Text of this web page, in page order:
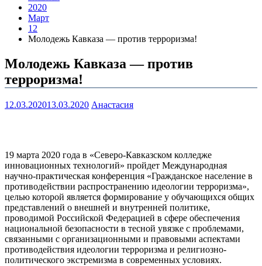
2020
Март
12
Молодежь Кавказа — против терроризма!
Молодежь Кавказа — против
терроризма!
12.03.202013.03.2020 Анастасия
19 марта 2020 года в «Северо-Кавказском колледже
инновационных технологий» пройдет Международная
научно-практическая конференция «Гражданское население в
противодействии распространению идеологии терроризма»,
целью которой является формирование у обучающихся общих
представлений о внешней и внутренней политике,
проводимой Российской Федерацией в сфере обеспечения
национальной безопасности в тесной увязке с проблемами,
связанными с организационными и правовыми аспектами
противодействия идеологии терроризма и религиозно-
политического экстремизма в современных условиях.